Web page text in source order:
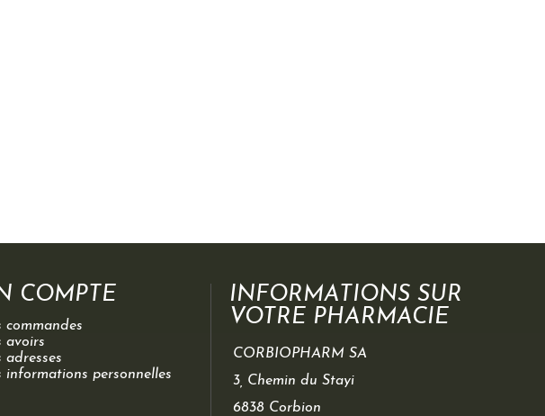
COMPTE
commandes
avoirs
adresses
informations personnelles
INFORMATIONS SUR
VOTRE PHARMACIE
CORBIOPHARM SA
3, Chemin du Stayi
6838 Corbion